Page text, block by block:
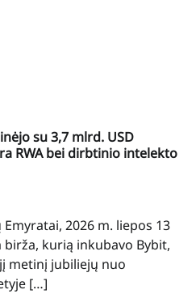
su 3,7 mlrd. USD
RWA bei dirbtinio intelekto
2026 m. liepos 13
kurią inkubavo Bybit,
metinį jubiliejų nuo
[…]